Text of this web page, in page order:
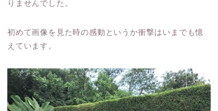
りませんでした。
初めて画像を見た時の感動というか衝撃はいまでも憶
えています。